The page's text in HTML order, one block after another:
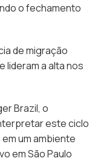
o fechamento
de migração
lideram a alta nos
Brazil, o
este ciclo
um ambiente
em São Paulo